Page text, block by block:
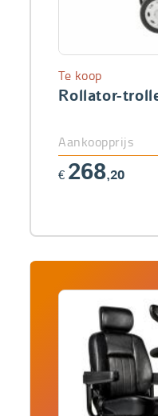
Rollator-
Te koop
Aankoopprijs
€ 268,20